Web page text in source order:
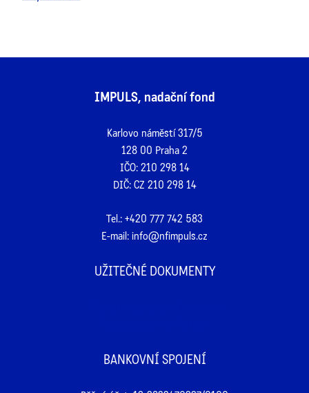
IMPULS, nadační fond
Karlovo náměstí 317/5
128 00 Praha 2
IČO: 210 298 14
DIČ: CZ 210 298 14
Tel.: +420 777 742 583
E-mail: info@nfimpuls.cz
UŽITEČNÉ DOKUMENTY
BANKOVNÍ SPOJENÍ